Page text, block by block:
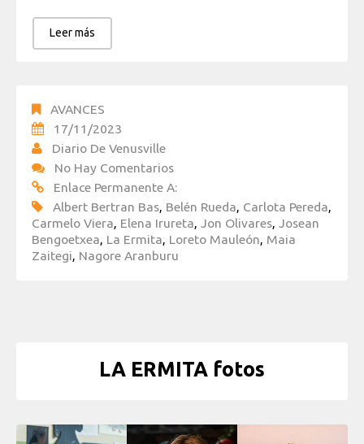
Leer más
AVANCES
17/11/2023
Diario De Venusville
No Hay Comentarios
Enlace Permanente A:
Albert Bertran Bas, Belén Rueda, Carlota Pereda,
Carmelo Viera, Elena Irureta, Jon Olivares, Josean
Bengoetxea, La Ermita, Loreto Mauleón, Maia
Zaitegi, Nagore Aranburu
LA ERMITA fotos